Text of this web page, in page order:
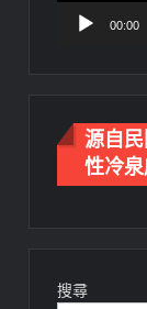
00:00
源自
性冷
搜尋